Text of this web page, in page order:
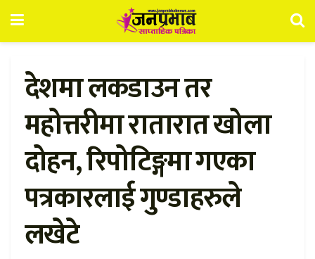
देशमा लकडाउन तर
महोत्तरीमा रातारात खोला
दोहन, रिपोटिङ्गमा गएका
पत्रकारलाई गुण्डाहरुले
लखेटे